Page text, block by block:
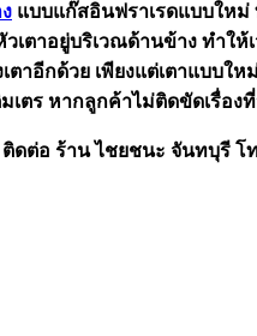
แบบแก๊สอินฟราเรดแบบใหม่
เตาอยู่บริเวณด้านข้าง ทำใ
ตาอีกด้วย เพียงแต่เตาแบบ
เตร หากลูกค้าไม่ติดขัดเรื่อง
ดต่อ ร้าน ไชยชนะ จันทบุรี โทร